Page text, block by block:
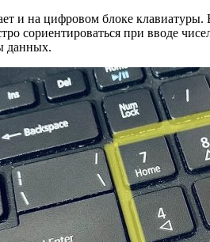
и на цифровом блоке клавиатуры.
сориентироваться при вводе
данных.